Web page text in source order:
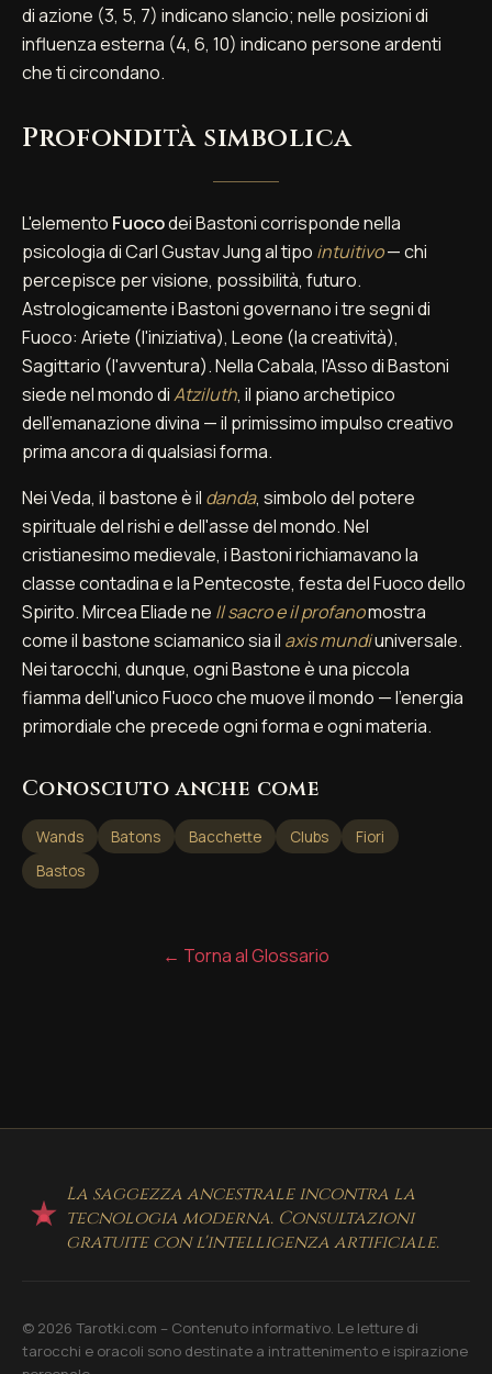
di azione (3, 5, 7) indicano slancio; nelle posizioni di
influenza esterna (4, 6, 10) indicano persone ardenti
che ti circondano.
Profondità simbolica
L'elemento Fuocodei Bastoni corrisponde nella
psicologia di Carl Gustav Jung al tipo intuitivo— chi
percepisce per visione, possibilità, futuro.
Astrologicamente i Bastoni governano i tre segni di
Fuoco: Ariete (l'iniziativa), Leone (la creatività),
Sagittario (l'avventura). Nella Cabala, l'Asso di Bastoni
siede nel mondo diAtziluth, il piano archetipico
dell'emanazione divina — il primissimo impulso creativo
prima ancora di qualsiasi forma.
Nei Veda, il bastone è il danda, simbolo del potere
spirituale del rishi e dell'asse del mondo. Nel
cristianesimo medievale, i Bastoni richiamavano la
classe contadina e la Pentecoste, festa del Fuoco dello
Spirito. Mircea Eliade ne Il sacro e il profanomostra
come il bastone sciamanico sia il axis mundiuniversale.
Nei tarocchi, dunque, ogni Bastone è una piccola
fiamma dell'unico Fuoco che muove il mondo — l'energia
primordiale che precede ogni forma e ogni materia.
Conosciuto anche come
Wands Batons Bacchette Clubs
Fiori
Bastos
← Torna al Glossario
La saggezza ancestrale incontra la
tecnologia moderna. Consultazioni
gratuite con l'intelligenza artificiale.
© 2026 Tarotki.com – Contenuto informativo. Le letture di
tarocchi e oracoli sono destinate a intrattenimento e ispirazione